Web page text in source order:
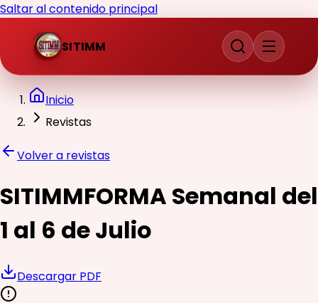
Saltar al contenido principal
SITIMM
Inicio
Revistas
Volver a revistas
SITIMMFORMA Semanal del
1 al 6 de Julio
Descargar PDF